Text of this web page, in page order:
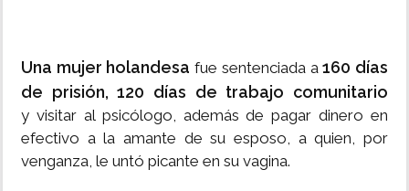
Una mujer holandesafue sentenciada a160 días
de prisión, 120 días de trabajo comunitario
y visitar al psicólogo, además de pagar dinero en
efectivo a la amante de su esposo, a quien, por
venganza, le untó picante en su vagina.